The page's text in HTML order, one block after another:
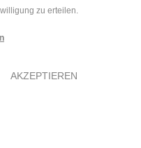
zu erteilen.
AKZEPTIEREN